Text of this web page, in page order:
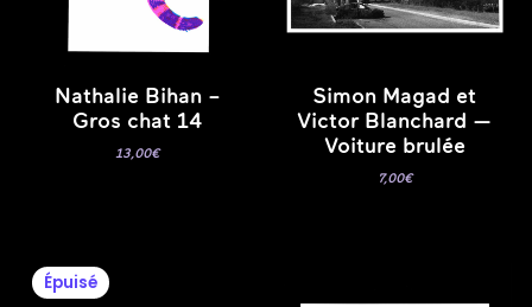
Nathalie Bihan –
Gros chat 14
13,00€
Simon Magad et
Victor Blanchard —
Voiture brulée
7,00€
Épuisé